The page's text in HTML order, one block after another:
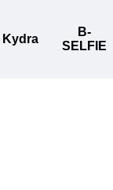
Kydra
B-
SELFIE